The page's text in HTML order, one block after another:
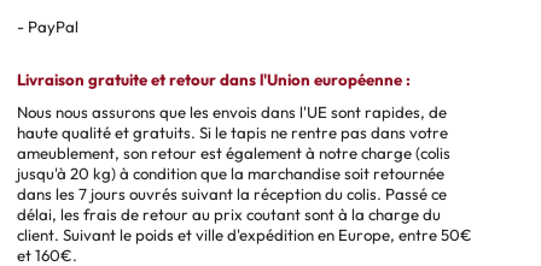
- PayPal
Livraison gratuite et retour dans l'Union européenne :
Nous nous assurons que les envois dans l'UE sont rapides, de
haute qualité et gratuits. Si le tapis ne rentre pas dans votre
ameublement, son retour est également à notre charge (colis
jusqu'à 20 kg) à condition que la marchandise soit retournée
dans les 7 jours ouvrés suivant la réception du colis. Passé ce
délai, les frais de retour au prix coutant sont à la charge du
client. Suivant le poids et ville d'expédition en Europe, entre 50€
et 160€.